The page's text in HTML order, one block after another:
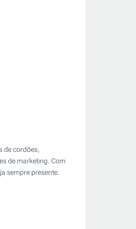
de cordões,
de marketing. Com
sempre presente.